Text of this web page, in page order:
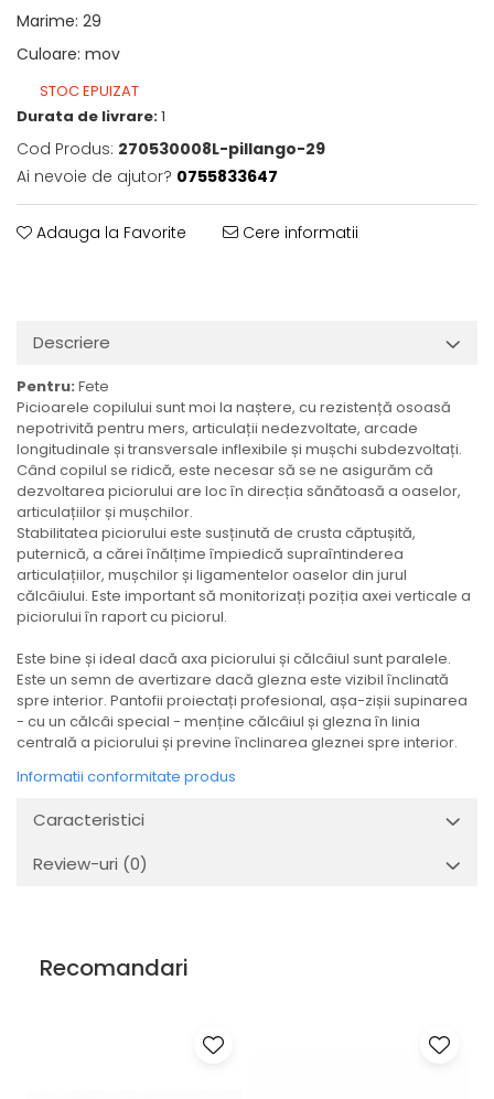
Marime: 29
Culoare: mov
STOC EPUIZAT
Durata de livrare:1
Cod Produs: 270530008L-pillango-29
Ai nevoie de ajutor? 0755833647
Adauga la Favorite Cere informatii
Descriere
Pentru: Fete
Picioarele copilului sunt moi la naștere, cu rezistență osoasă
nepotrivită pentru mers, articulații nedezvoltate, arcade
longitudinale și transversale inflexibile și mușchi subdezvoltați.
Când copilul se ridică, este necesar să se ne asigurăm că
dezvoltarea piciorului are loc în direcția sănătoasă a oaselor,
articulațiilor și mușchilor.
Stabilitatea piciorului este susținută de crusta căptușită,
puternică, a cărei înălțime împiedică supraîntinderea
articulațiilor, mușchilor și ligamentelor oaselor din jurul
călcâiului. Este important să monitorizați poziția axei verticale a
piciorului în raport cu piciorul.
Este bine și ideal dacă axa piciorului și călcâiul sunt paralele.
Este un semn de avertizare dacă glezna este vizibil înclinată
spre interior. Pantofii proiectați profesional, așa-zișii supinarea
- cu un călcâi special - menține călcâiul și glezna în linia
centrală a piciorului și previne înclinarea gleznei spre interior.
Informatii conformitate produs
Caracteristici
Review-uri (0)
Recomandari